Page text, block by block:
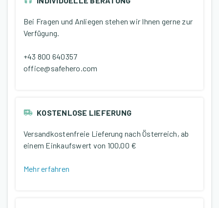
Bei Fragen und Anliegen stehen wir Ihnen gerne zur
Verfügung.
+43 800 640357
office@safehero.com
KOSTENLOSE LIEFERUNG
Versandkostenfreie Lieferung nach Österreich, ab
einem Einkaufswert von 100,00 €
Mehr erfahren